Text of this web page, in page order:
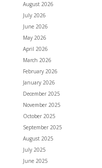
August 2026
July 2026
June 2026
May 2026
April 2026
March 2026
February 2026
January 2026
December 2025
November 2025
October 2025
September 2025
August 2025
July 2025
June 2025